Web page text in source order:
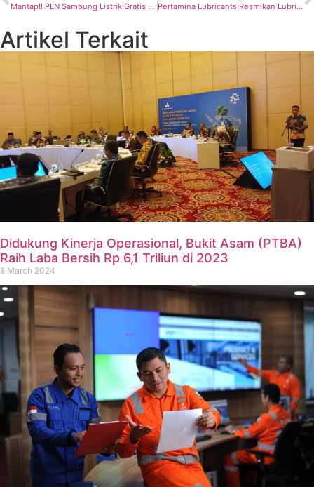
Mantap!! PLN Sambung Listrik Gratis ke 264 Keluarga Kurang Mampu di Majalengka Pertamina Lubricants Resmikan Lubricants Technology Center Terbesar di Indonesia
Artikel Terkait
Didukung Kinerja Operasional, Bukit Asam (PTBA)
Raih Laba Bersih Rp 6,1 Triliun di 2023
8 March 2024